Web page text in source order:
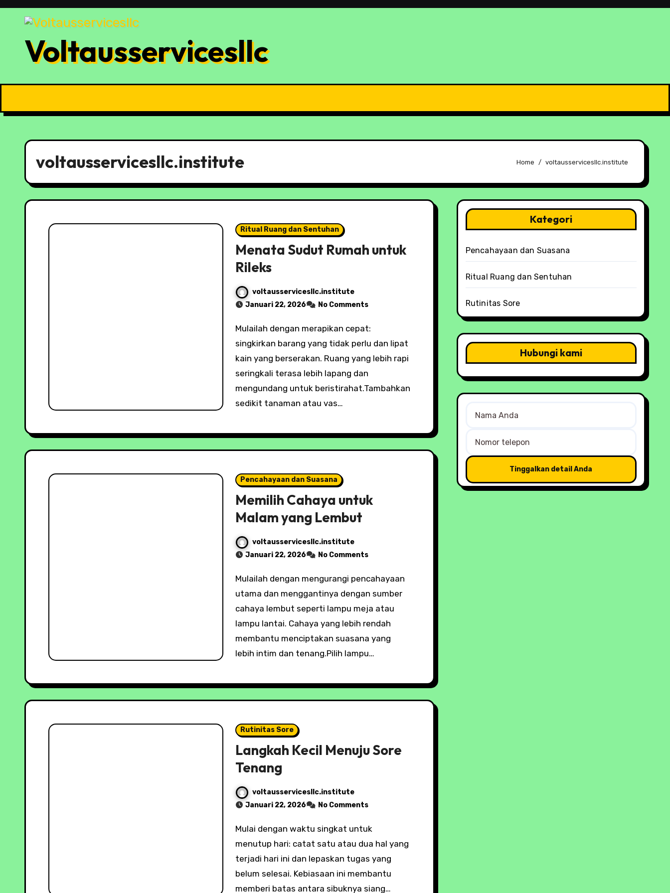
Skip
Voltausservicesllc
voltausservicesllc.institute Home voltausservicesllc.institute
Ritual Ruang dan Sentuhan
Menata Sudut Rumah untuk
Rileks
voltausservicesllc.institute
Januari 22, 2026
No Comments
Mulailah dengan merapikan cepat:
singkirkan barang yang tidak perlu dan lipat
kain yang berserakan. Ruang yang lebih rapi
seringkali terasa lebih lapang dan
mengundang untuk beristirahat.Tambahkan
sedikit tanaman atau vas…
Pencahayaan dan Suasana
Memilih Cahaya untuk
Malam yang Lembut
voltausservicesllc.institute
Januari 22, 2026
No Comments
Mulailah dengan mengurangi pencahayaan
utama dan menggantinya dengan sumber
cahaya lembut seperti lampu meja atau
lampu lantai. Cahaya yang lebih rendah
membantu menciptakan suasana yang
lebih intim dan tenang.Pilih lampu…
Rutinitas Sore
Langkah Kecil Menuju Sore
Tenang
voltausservicesllc.institute
Januari 22, 2026
No Comments
Mulai dengan waktu singkat untuk
menutup hari: catat satu atau dua hal yang
terjadi hari ini dan lepaskan tugas yang
belum selesai. Kebiasaan ini membantu
memberi batas antara sibuknya siang…
Kategori
Pencahayaan dan Suasana
Ritual Ruang dan Sentuhan
Rutinitas Sore
Hubungi kami